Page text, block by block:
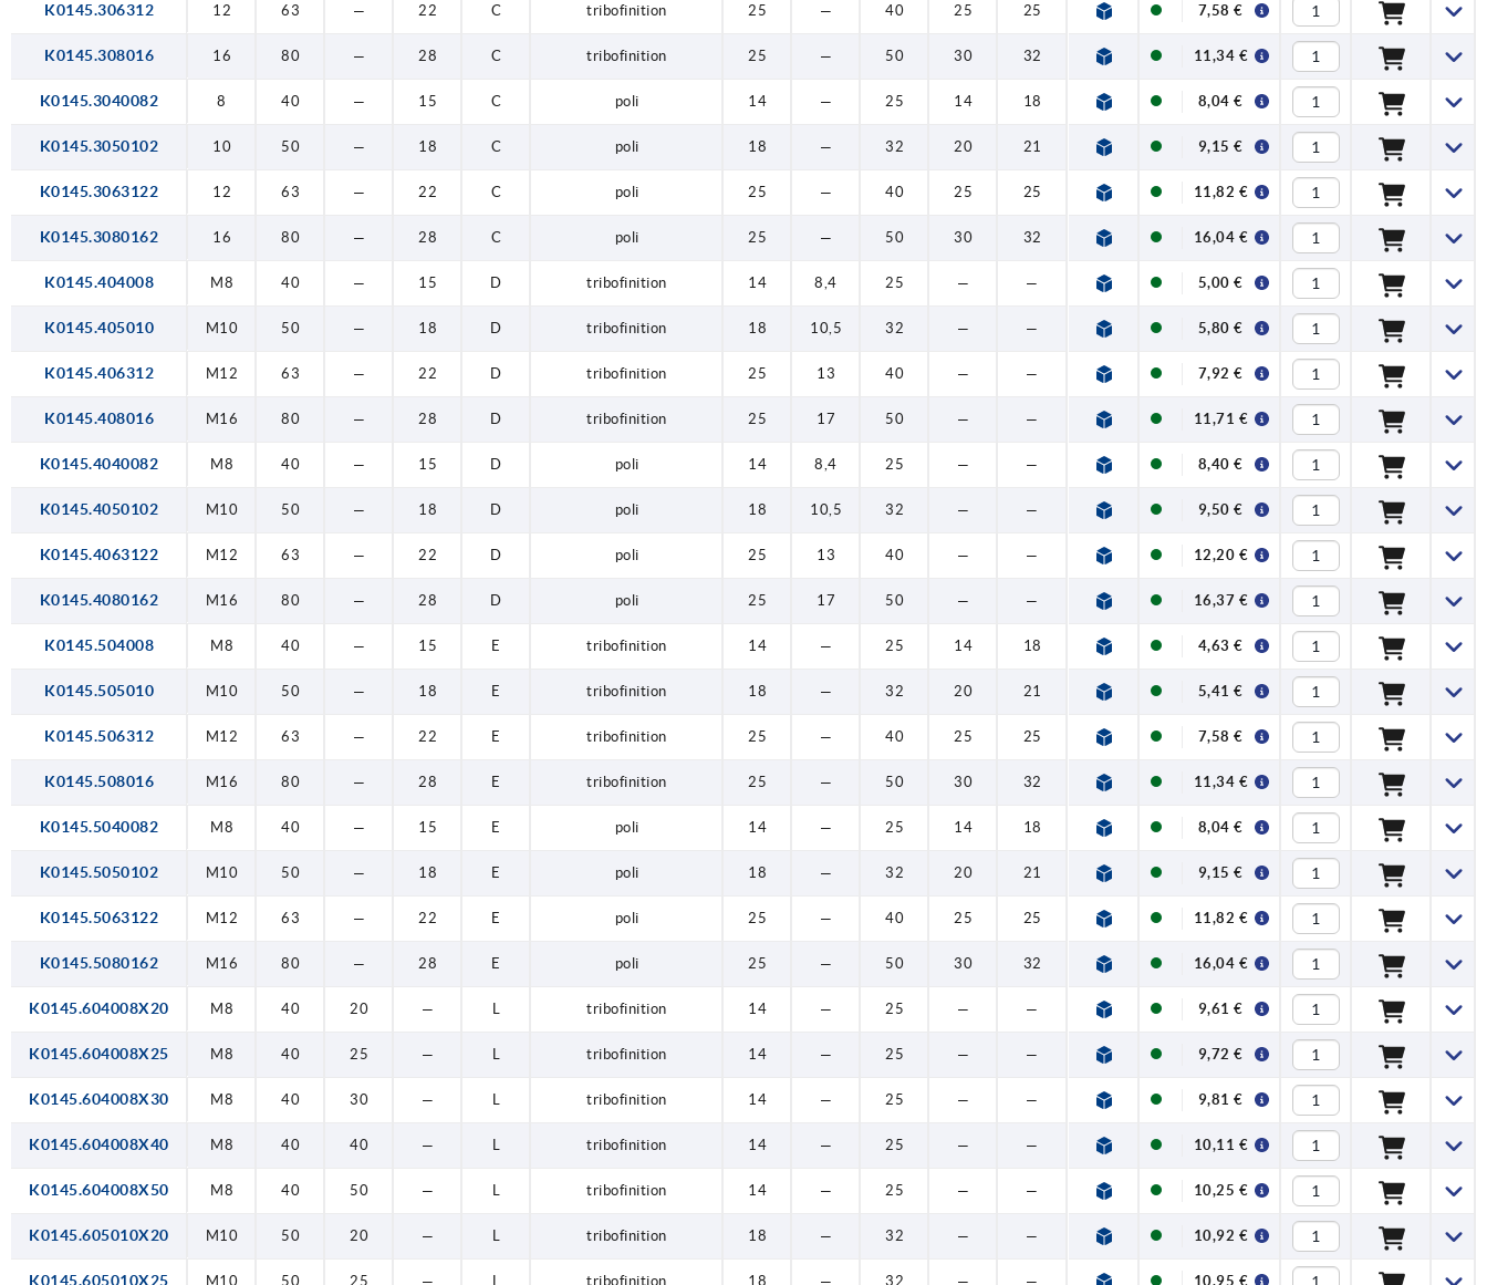
K0145.306312 12 63 — 22 C tribofinition 25 — 40 25 25 7,58 €
K0145.308016 16 80 — 28 C tribofinition 25 — 50 30 32 11,34 €
K0145.3040082 8 40 — 15 C poli 14 — 25 14 18 8,04 €
K0145.3050102 10 50 — 18 C poli 18 — 32 20 21 9,15 €
K0145.3063122 12 63 — 22 C poli 25 — 40 25 25 11,82 €
K0145.3080162 16 80 — 28 C poli 25 — 50 30 32 16,04 €
K0145.404008 M8 40 — 15 D tribofinition 14 8,4 25 — — 5,00 €
K0145.405010 M10 50 — 18 D tribofinition 18 10,5 32 — — 5,80 €
K0145.406312 M12 63 — 22 D tribofinition 25 13 40 — — 7,92 €
K0145.408016 M16 80 — 28 D tribofinition 25 17 50 — — 11,71 €
K0145.4040082 M8 40 — 15 D poli 14 8,4 25 — — 8,40 €
K0145.4050102 M10 50 — 18 D poli 18 10,5 32 — — 9,50 €
K0145.4063122 M12 63 — 22 D poli 25 13 40 — — 12,20 €
K0145.4080162 M16 80 — 28 D poli 25 17 50 — — 16,37 €
K0145.504008 M8 40 — 15 E tribofinition 14 — 25 14 18 4,63 €
K0145.505010 M10 50 — 18 E tribofinition 18 — 32 20 21 5,41 €
K0145.506312 M12 63 — 22 E tribofinition 25 — 40 25 25 7,58 €
K0145.508016 M16 80 — 28 E tribofinition 25 — 50 30 32 11,34 €
K0145.5040082 M8 40 — 15 E poli 14 — 25 14 18 8,04 €
K0145.5050102 M10 50 — 18 E poli 18 — 32 20 21 9,15 €
K0145.5063122 M12 63 — 22 E poli 25 — 40 25 25 11,82 €
K0145.5080162 M16 80 — 28 E poli 25 — 50 30 32 16,04 €
K0145.604008X20 M8 40 20 — L tribofinition 14 — 25 — — 9,61 €
K0145.604008X25 M8 40 25 — L tribofinition 14 — 25 — — 9,72 €
K0145.604008X30 M8 40 30 — L tribofinition 14 — 25 — — 9,81 €
K0145.604008X40 M8 40 40 — L tribofinition 14 — 25 — — 10,11 €
K0145.604008X50 M8 40 50 — L tribofinition 14 — 25 — — 10,25 €
K0145.605010X20 M10 50 20 — L tribofinition 18 — 32 — — 10,92 €
K0145.605010X25 M10 50 25 — L tribofinition 18 — 32 — — 10,95 €